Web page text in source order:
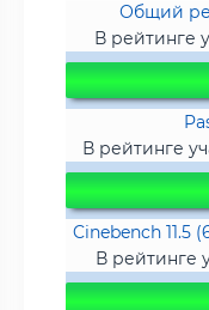
Общий
В рейтинге
В рейтинге
Cinebench 11.5
В рейтинге